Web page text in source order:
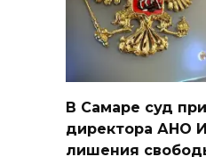
В Самаре суд
директора АНО
лишения